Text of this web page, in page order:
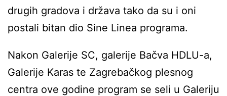
drugih gradova i država tako da su i oni
postali bitan dio Sine Linea programa.
Nakon Galerije SC, galerije Bačva HDLU-a,
Galerije Karas te Zagrebačkog plesnog
centra ove godine program se seli u Galeriju